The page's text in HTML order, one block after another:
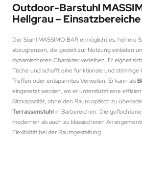
Outdoor-Barstuhl
Hellgrau – Einsatzbereiche
Der Stuhl MASSIMO BAR ermöglicht es, höhere
abzugrenzen, die gezielt zur Nutzung einladen
dynamischeren Charakter verleihen. Er eignet
Tische und schafft eine funktionale und
Treffen oder entspanntes Verweilen. Er kann als
eingesetzt werden, wo er unterstützt eine
Sitzkapazität, ohne den Raum optisch zu
Terrassenstuhlin Barbereichen. Die geflochtene
modernen als auch zu klassischeren
Flexibilität bei der Raumgestaltung.